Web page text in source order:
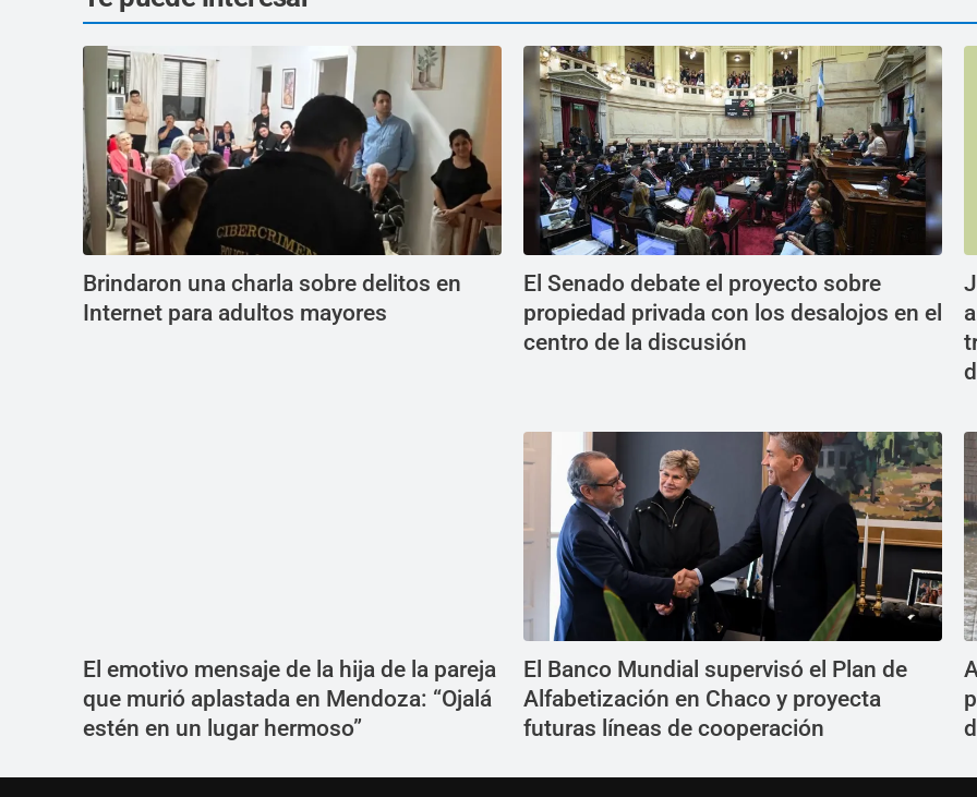
Brindaron una charla sobre delitos en
Internet para adultos mayores
El Senado debate el proyecto sobre
propiedad privada con los desalojos en el
centro de la discusión
El emotivo mensaje de la hija de la pareja
que murió aplastada en Mendoza: “Ojalá
estén en un lugar hermoso”
El Banco Mundial supervisó el Plan de
Alfabetización en Chaco y proyecta
futuras líneas de cooperación